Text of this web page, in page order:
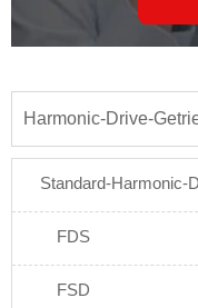
Harmonic-Drive-
Standard-Harmonic-
FDS
FSD